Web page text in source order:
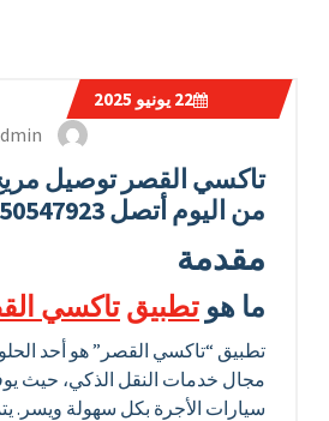
22يونيو 2025
Admin
تاكسي القصر توصيل
من اليوم أتصل 50547923
مقدمة
ما هوتطبيقتاكسي
تطبيق “تاكسي القصر” هو أحد
مجال خدمات النقل الذكي، حيث
سيارات الأجرة بكل سهولة ويسر.